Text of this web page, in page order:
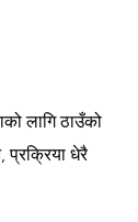
लागि ठाउँको
प्रक्रिया धेरै